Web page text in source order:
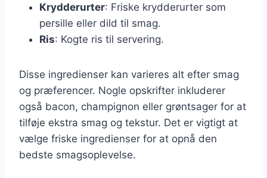
Krydderurter: Friske krydderurter som
persille eller dild til smag.
Ris: Kogte ris til servering.
Disse ingredienser kan varieres alt efter smag
og præferencer. Nogle opskrifter inkluderer
også bacon, champignon eller grøntsager for at
tilføje ekstra smag og tekstur. Det er vigtigt at
vælge friske ingredienser for at opnå den
bedste smagsoplevelse.